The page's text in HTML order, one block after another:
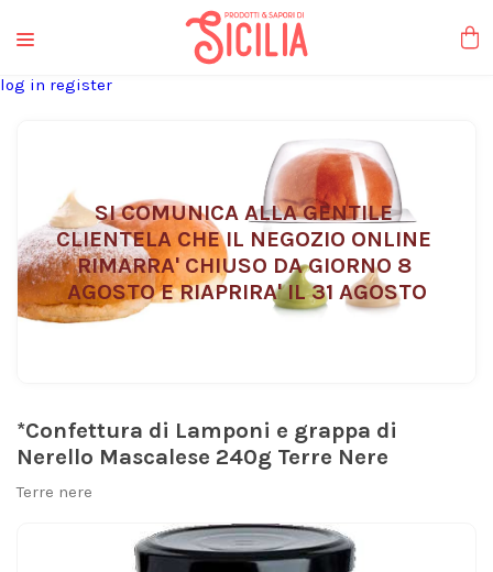
liquori tipici
log in register
SI COMUNICA ALLA GENTILE
CLIENTELA CHE IL NEGOZIO ONLINE
RIMARRA' CHIUSO DA GIORNO 8
AGOSTO E RIAPRIRA' IL 31 AGOSTO
*Confettura di Lamponi e grappa di
Nerello Mascalese 240g Terre Nere
Terre nere